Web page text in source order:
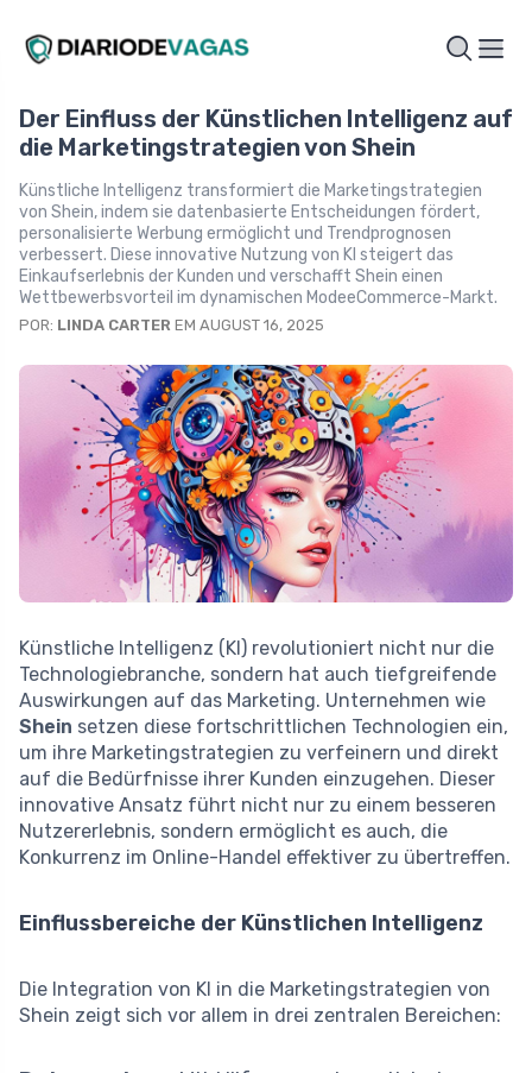
Der Einfluss der Künstlichen Intelligenz auf
die Marketingstrategien von Shein
Künstliche Intelligenz transformiert die Marketingstrategien
von Shein, indem sie datenbasierte Entscheidungen fördert,
personalisierte Werbung ermöglicht und Trendprognosen
verbessert. Diese innovative Nutzung von KI steigert das
Einkaufserlebnis der Kunden und verschafft Shein einen
Wettbewerbsvorteil im dynamischen ModeeCommerce-Markt.
POR: LINDA CARTER EM AUGUST 16, 2025
Künstliche Intelligenz (KI) revolutioniert nicht nur die
Technologiebranche, sondern hat auch tiefgreifende
Auswirkungen auf das Marketing. Unternehmen wie
Shein setzen diese fortschrittlichen Technologien ein,
um ihre Marketingstrategien zu verfeinern und direkt
auf die Bedürfnisse ihrer Kunden einzugehen. Dieser
innovative Ansatz führt nicht nur zu einem besseren
Nutzererlebnis, sondern ermöglicht es auch, die
Konkurrenz im Online-Handel effektiver zu übertreffen.
Einflussbereiche der Künstlichen Intelligenz
Die Integration von KI in die Marketingstrategien von
Shein zeigt sich vor allem in drei zentralen Bereichen: